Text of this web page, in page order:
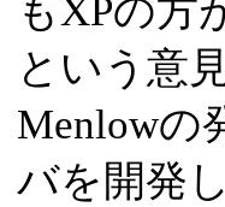
もXPの方
という意
Menlowの
バを開発